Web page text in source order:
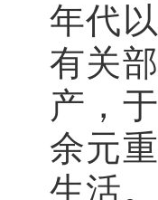
年代
有关
产，
余元
生活